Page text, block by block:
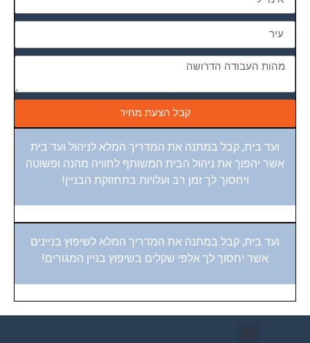
קבל הצעת מחיר
ועד בית, קבל במתנה את המדריך המלא לניהול ועד בית
אשר יהפוך את ניהול הבית המשותף לחוויה מהנה ופשוטה
ויחסוך לך זמן רב ועלויות בתחזוקת הבניין!
ועד בית, קבל במתנה את המדריך המלא לשיפוץ בניינים
אשר יחסוך לך אלפי שקלים בשיפוץ בניין המגורים!